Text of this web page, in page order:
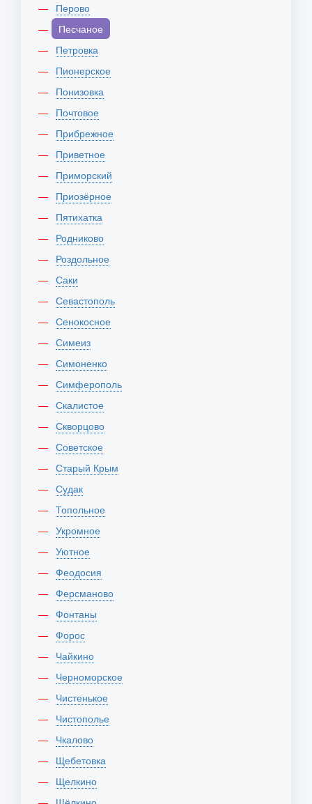
Перово
Песчаное
Петровка
Пионерское
Понизовка
Почтовое
Прибрежное
Приветное
Приморский
Приозёрное
Пятихатка
Родниково
Роздольное
Саки
Севастополь
Сенокосное
Симеиз
Симоненко
Симферополь
Скалистое
Скворцово
Советское
Старый Крым
Судак
Топольное
Укромное
Уютное
Феодосия
Ферсманово
Фонтаны
Форос
Чайкино
Черноморское
Чистенькое
Чистополье
Чкалово
Щебетовка
Щелкино